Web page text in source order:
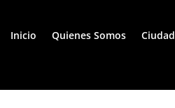
Inicio Quienes Somos Ciudad